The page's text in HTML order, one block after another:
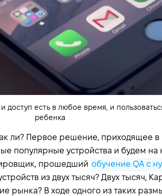
есть в любое время, и
ребенка
ли? Первое решение, приходящее в
популярные устройства и будем на
прошедший обучение QA с
из двух тысяч? Двух тысяч,
рынка? В ходе одного из таких